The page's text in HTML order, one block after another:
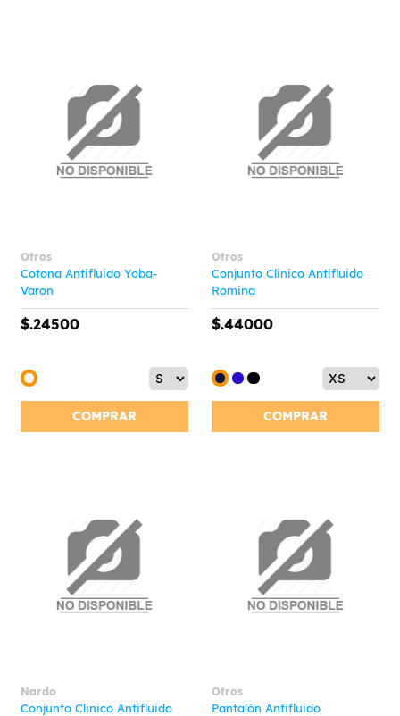
Otros
Cotona Antifluido Yoba-
Varon
$.24500
COMPRAR
Otros
Conjunto Clinico Antifluido
Romina
$.44000
COMPRAR
Nardo
Conjunto Clinico Antifluido
Otros
Pantalón Antifluido